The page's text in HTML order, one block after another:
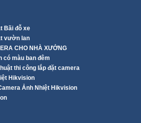
Bãi đỗ xe
vườn lan
CHO NHÀ XƯỞNG
có màu ban đêm
thi công lắp đặt camera
Hikvision
Ảnh Nhiệt Hikvision